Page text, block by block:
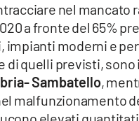
nel
a fronte del 65%
moderni e
di quelli previsti,
Sambatello,
malfunzionamento